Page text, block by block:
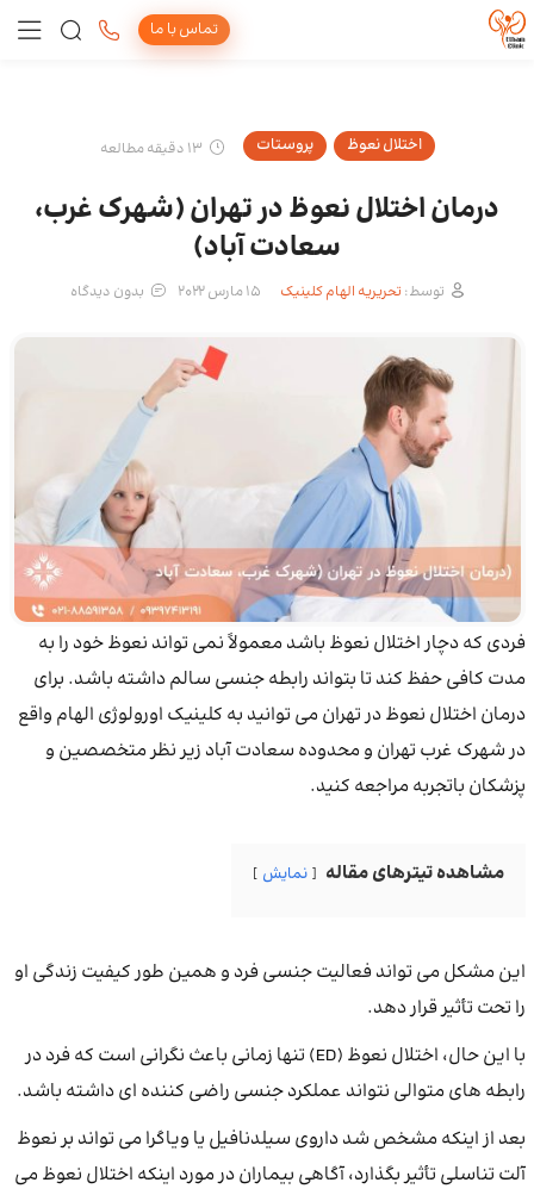
تماس با ما
اختلال نعوظ پروستات 13 دقیقه مطالعه
درمان اختلال نعوظ در تهران (شهرک غرب،
سعادت آباد)
توسط: تحریریه الهام کلینیک 15 مارس 2022 بدون دیدگاه
فردی که دچار اختلال نعوظ باشد معمولاً نمی تواند نعوظ خود را به
مدت کافی حفظ کند تا بتواند رابطه جنسی سالم داشته باشد. برای
درمان اختلال نعوظ در تهران می توانید به کلینیک اورولوژی الهام واقع
در شهرک غرب تهران و محدوده سعادت آباد زیر نظر متخصصین و
پزشکان باتجربه مراجعه کنید.
مشاهده تیترهای مقاله نمایش
این مشکل می تواند فعالیت جنسی فرد و همین طور کیفیت زندگی او
را تحت تأثیر قرار دهد.
با این حال، اختلال نعوظ (ED) تنها زمانی باعث نگرانی است که فرد در
رابطه های متوالی نتواند عملکرد جنسی راضی کننده ای داشته باشد.
بعد از اینکه مشخص شد داروی سیلدنافیل یا ویاگرا می تواند بر نعوظ
آلت تناسلی تأثیر بگذارد، آگاهی بیماران در مورد اینکه اختلال نعوظ می